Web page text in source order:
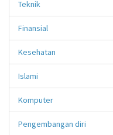
Teknik
Finansial
Kesehatan
Islami
Komputer
Pengembangan diri